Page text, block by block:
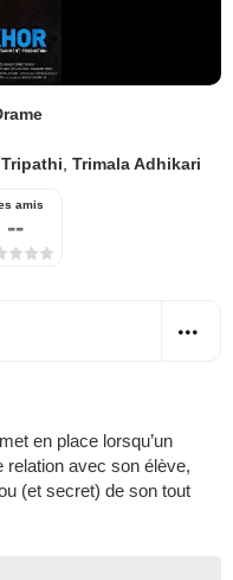
Trimala Adhikari
amis
--
en place lorsqu’un
relation avec son élève,
(et secret) de son tout